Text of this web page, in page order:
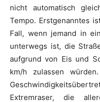
nicht automatisch
Tempo. Erstgenanntes
Fall, wenn jemand in
unterwegs ist, die
aufgrund von Eis und
km/h zulassen
Extremraser, die